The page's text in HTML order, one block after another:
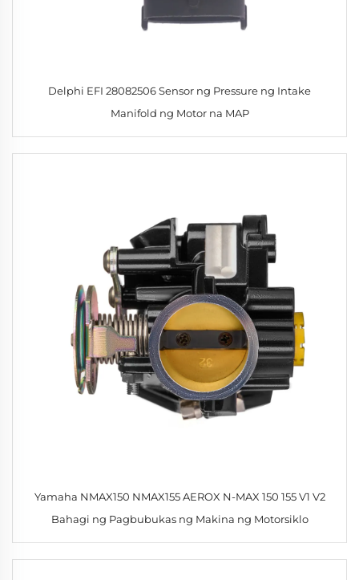
Delphi EFI 28082506 Sensor ng Pressure ng Intake
Manifold ng Motor na MAP
Yamaha NMAX150 NMAX155 AEROX N-MAX 150 155 V1 V2
Bahagi ng Pagbubukas ng Makina ng Motorsiklo